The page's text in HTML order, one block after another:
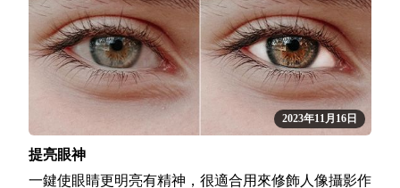
2023年11月16日
提亮眼神
一鍵使眼睛更明亮有精神，很適合用來修飾人像攝影作